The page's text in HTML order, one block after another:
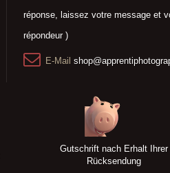
réponse, laissez votre message et
répondeur )
E-Mail
Gutschrift nach Erhalt Ihrer
Rücksendung